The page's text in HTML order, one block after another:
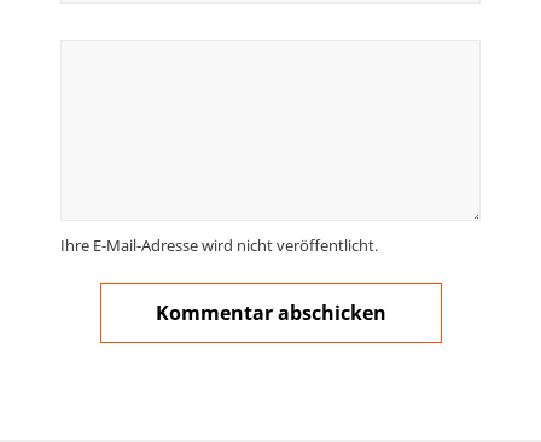
Ihre E-Mail-Adresse wird nicht veröffentlicht.